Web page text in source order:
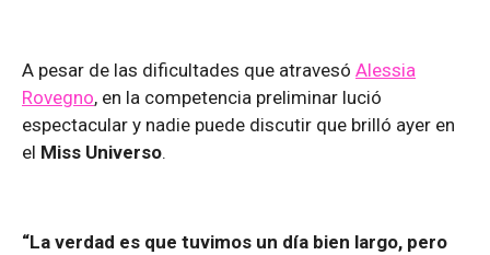
A pesar de las dificultades que atravesó Alessia
Rovegno, en la competencia preliminar lució
espectacular y nadie puede discutir que brilló ayer en
el Miss Universo.
“La verdad es que tuvimos un día bien largo, pero